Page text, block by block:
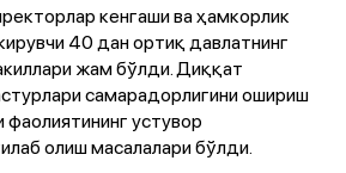
кенгаши ва ҳамкорлик
40 дан ортиқ давлатнинг
жам бўлди. Диққат
самарадорлигини ошириш
фаолиятининг устувор
олиш масалалари бўлди.